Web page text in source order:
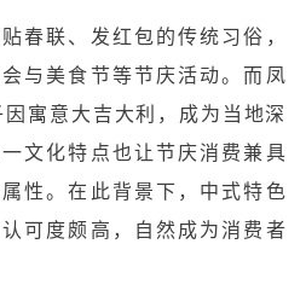
春联、发红包的传统习俗，
与美食节等节庆活动。而凤
寓意大吉大利，成为当地深
文化特点也让节庆消费兼具
性。在此背景下，中式特色
可度颇高，自然成为消费者